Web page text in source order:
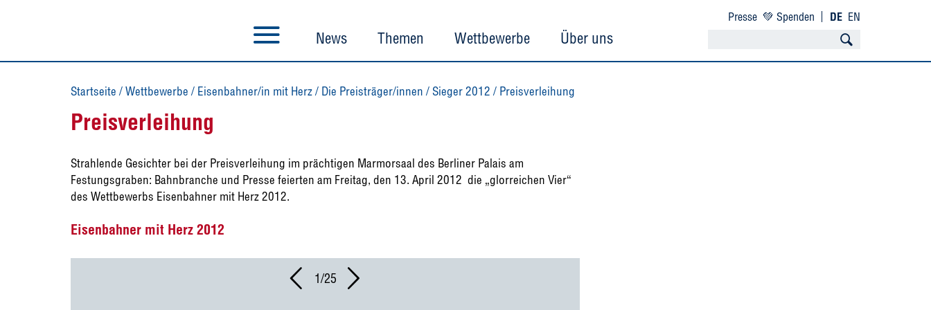
News Themen Wettbewerbe Über uns
Presse 💚 Spenden DE EN
Startseite /Wettbewerbe / Eisenbahner/in mit Herz/ Die Preisträger/innen /Sieger 2012 / Preisverleihung
Preisverleihung
Strahlende Gesichter bei der Preisverleihung im prächtigen Marmorsaal des Berliner Palais am
Festungsgraben: Bahnbranche und Presse feierten am Freitag, den 13. April 2012 die „glorreichen Vier“
des Wettbewerbs Eisenbahner mit Herz 2012.
Eisenbahner mit Herz 2012
1/25